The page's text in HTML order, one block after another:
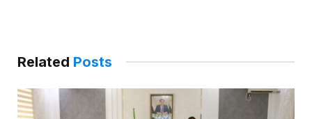
Related Posts